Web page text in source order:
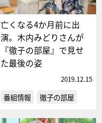
亡くなる4か月前に出
演。木内みどりさんが
『徹子の部屋』で見せ
た最後の姿
2019.12.15
番組情報 徹子の部屋